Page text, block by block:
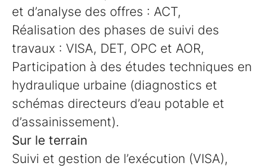
et d’analyse des offres : ACT,
Réalisation des phases de suivi des
travaux : VISA, DET, OPC et AOR,
Participation à des études techniques en
hydraulique urbaine (diagnostics et
schémas directeurs d’eau potable et
d’assainissement).
Sur le terrain
Suivi et gestion de l’exécution (VISA),